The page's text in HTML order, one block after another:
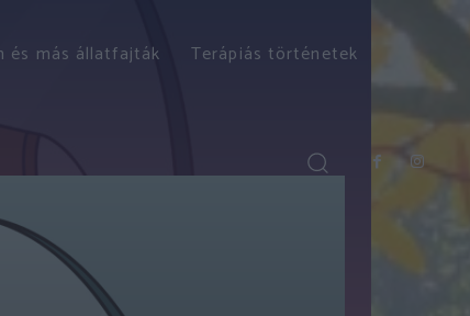
és más állatfajták
Terápiás történetek